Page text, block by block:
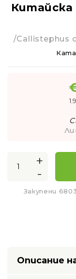
Китайска
/Callistephus
+
-
Закупени
Описание